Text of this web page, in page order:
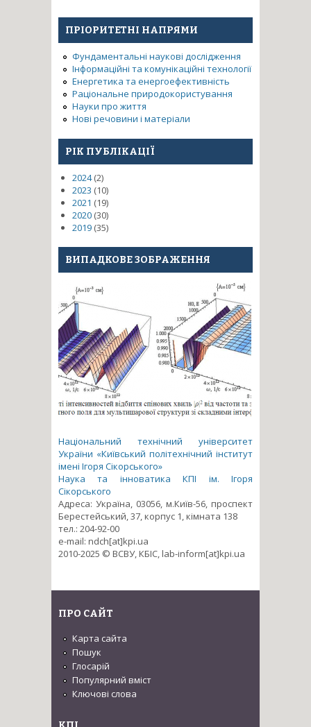
них виробів зі стінкою змінної
товщини
ПРІОРИТЕТНІ НАПРЯМИ
Фундаментальні наукові дослідження
Інформаційні та комунікаційні технології
Енергетика та енергоефективність
Раціональне природокористування
Науки про життя
Нові речовини і матеріали
РІК ПУБЛІКАЦІЇ
2024(2)
2023 (10)
2021 (19)
2020 (30)
2019 (35)
ВИПАДКОВЕ ЗОБРАЖЕННЯ
Національний технічний університет
України «Київський політехнічний інститут
імені Ігоря Сікорського»
Наука та інноватика КПІ ім. Ігоря
Сікорського
Адреса: Україна, 03056, м.Київ-56, проспект
Берестейський, 37, корпус 1, кімната 138
тел.: 204-92-00
e-mail: ndch[at]kpi.ua
2010-2025 © ВСВУ, КБІС, lab-inform[at]kpi.ua
ПРО САЙТ
Карта сайта
Пошук
Глосарій
Популярний вміст
Ключові слова